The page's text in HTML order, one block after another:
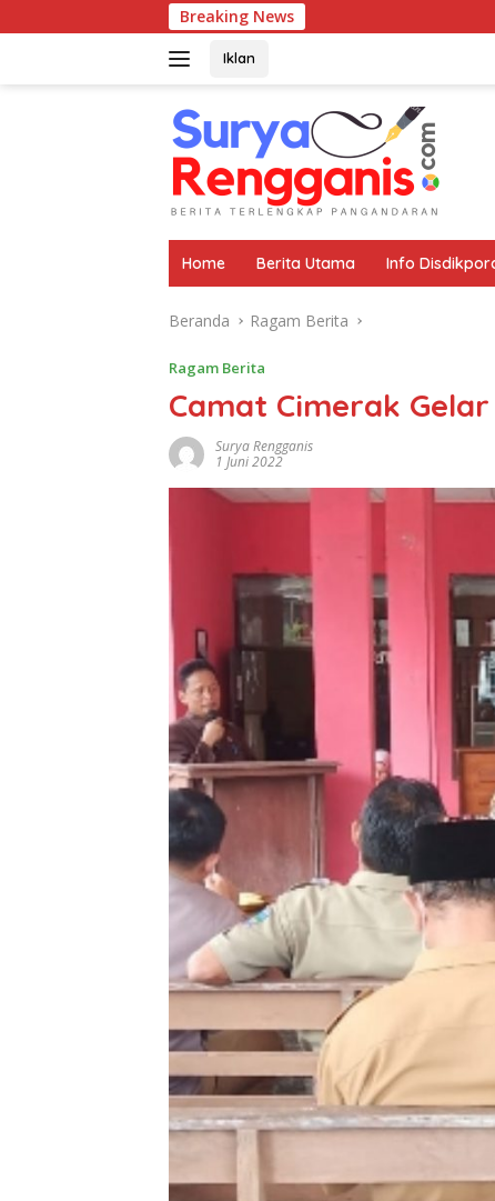
ke
Breaking News Korwil
Iklan
Home Berita Utama Info
Beranda Ragam Berita
Ragam Berita
Camat Cimerak
Surya Rengganis
1 Juni 2022